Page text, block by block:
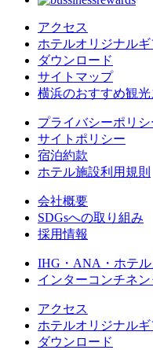
アクセス
ホテルオリジナルギ
ダウンロード
サイトマップ
横浜のおすすめ観光
プライバシーポリシ
サイトポリシー
宿泊約款
ホテル施設利用規則
会社概要
SDGsへの取り組み
採用情報
IHG・ANA・ホテ
インターコンチネ
アクセス
ホテルオリジナルギ
ダウンロード